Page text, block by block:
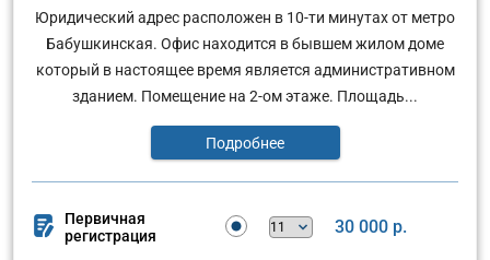
Юридический адрес расположен в 10-ти минутах от метро
Бабушкинская. Офис находится в бывшем жилом доме
который в настоящее время является административном
зданием. Помещение на 2-ом этаже. Площадь...
Подробнее
Первичная
регистрация
30 000 р.